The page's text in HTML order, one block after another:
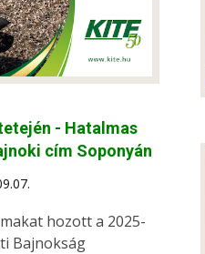
- Hatalmas
cím Soponyán
hozott a 2025-
Bajnokság